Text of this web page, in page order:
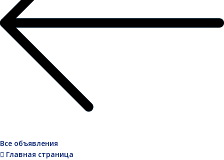
Все объявления
Главная страница